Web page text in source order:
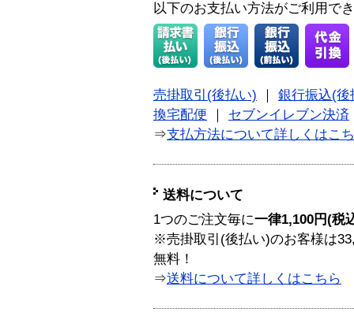
以下のお支払い方法がご利用で
売掛取引(後払い)
銀行振込(後
換宅配便
セブンイレブン決済
⇒支払方法について詳しくはこ
送料について
1つのご注文毎に一律1,100円(税
※売掛取引(後払い)のお客様は
無料！
⇒送料について詳しくはこちら